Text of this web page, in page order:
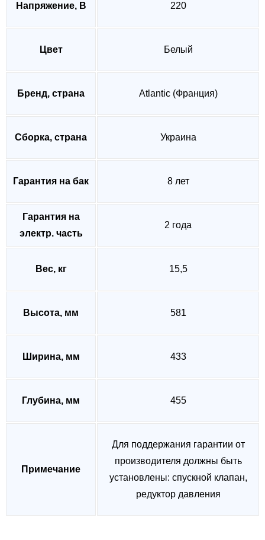
Напряжение, В 220
Цвет Белый
Бренд, страна Atlantic (Франция)
Сборка, страна Украина
Гарантия на бак 8 лет
Гарантия на
электр. часть
2 года
Вес, кг 15,5
Высота, мм 581
Ширина, мм 433
Глубина, мм 455
Примечание
Для поддержания гарантии от
производителя должны быть
установлены: спускной клапан,
редуктор давления